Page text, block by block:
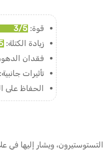
قوة: 3/5
زيادة الكتلة:
فقدان
تأثيرات جانبية:
الحفاظ على
ويشار